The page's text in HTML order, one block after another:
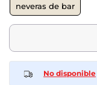
neveras de bar
No disponible